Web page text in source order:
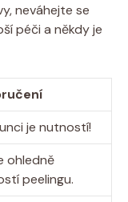
neváhejte se
péči a někdy je
je nutností!
ohledně
peelingu.